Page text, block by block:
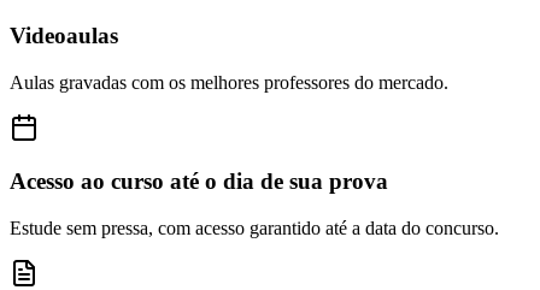
Videoaulas
Aulas gravadas com os melhores professores do mercado.
Acesso ao curso até o dia de sua prova
Estude sem pressa, com acesso garantido até a data do concurso.